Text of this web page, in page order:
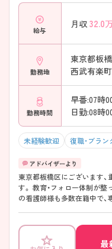
給与
月収 32.0
勤務地
東京都板
西武有楽
勤務時間
早番:07時
日勤:08時
未経験歓迎 復職・ブラン
東京都板橋区にございます
す。 教育・フォロー体制が
の看護師様も多数在籍中で
最